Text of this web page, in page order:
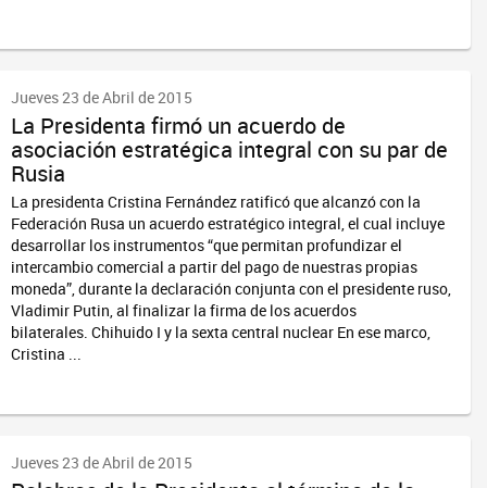
Jueves 23 de Abril de 2015
La Presidenta firmó un acuerdo de
asociación estratégica integral con su par de
Rusia
La presidenta Cristina Fernández ratificó que alcanzó con la
Federación Rusa un acuerdo estratégico integral, el cual incluye
desarrollar los instrumentos “que permitan profundizar el
intercambio comercial a partir del pago de nuestras propias
moneda”, durante la declaración conjunta con el presidente ruso,
Vladimir Putin, al finalizar la firma de los acuerdos
bilaterales. Chihuido I y la sexta central nuclear En ese marco,
Cristina ...
Jueves 23 de Abril de 2015